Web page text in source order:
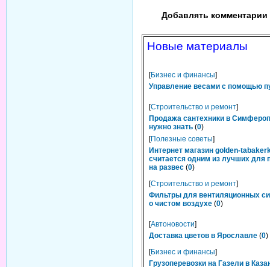
Добавлять комментарии
Новые материалы
[Бизнес и финансы]
Управление весами с помощью
[Строительство и ремонт]
Продажа сантехники в
нужно знать (0)
[Полезные советы]
Интернет магазин golden-
считается одним из лучших для
на развес (0)
[Строительство и ремонт]
Фильтры для вентиляционных
о чистом воздухе (0)
[Автоновости]
Доставка цветов в Ярославле (0)
[Бизнес и финансы]
Грузоперевозки на Газели в